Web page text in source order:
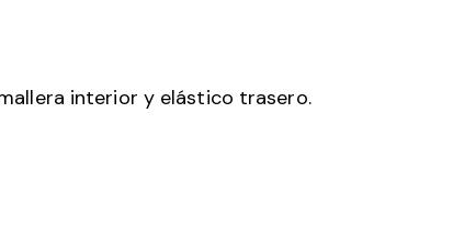
interior y elástico trasero.